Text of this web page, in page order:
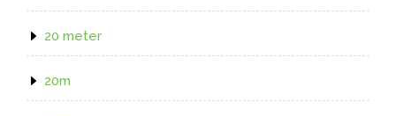
20 meter
20m